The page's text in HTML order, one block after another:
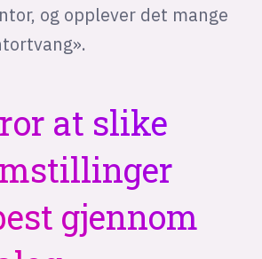
og opplever det mange
at slike
gjennom